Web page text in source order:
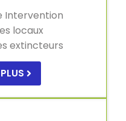
Intervention
locaux
extincteurs